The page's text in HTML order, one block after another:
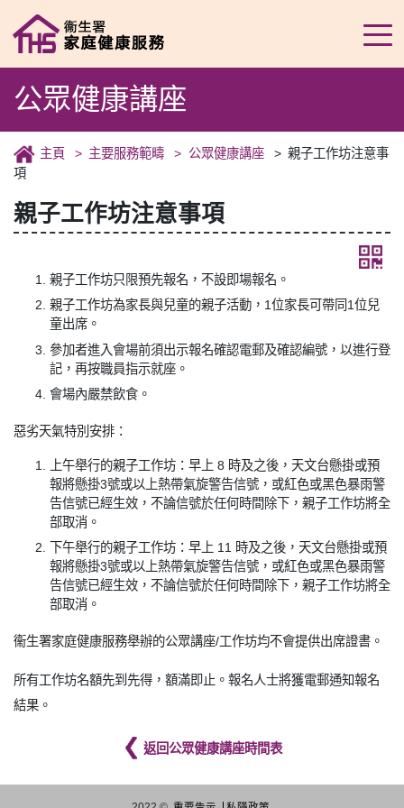
公眾健康講座
主頁 主要服務範疇 公眾健康講座
親子工作坊注意事
項
親子工作坊注意事項
親子工作坊只限預先報名，不設即場報名。
親子工作坊為家長與兒童的親子活動，1位家長可帶同1位兒
童出席。
參加者進入會場前須出示報名確認電郵及確認編號，以進行登
記，再按職員指示就座。
會場內嚴禁飲食。
惡劣天氣特別安排：
上午舉行的親子工作坊：早上 8 時及之後，天文台懸掛或預
報將懸掛3號或以上熱帶氣旋警告信號，或紅色或黑色暴雨警
告信號已經生效，不論信號於任何時間除下，親子工作坊將全
部取消。
下午舉行的親子工作坊：早上 11 時及之後，天文台懸掛或預
報將懸掛3號或以上熱帶氣旋警告信號，或紅色或黑色暴雨警
告信號已經生效，不論信號於任何時間除下，親子工作坊將全
部取消。
衞生署家庭健康服務舉辦的公眾講座/工作坊均不會提供出席證書。
所有工作坊名額先到先得，額滿即止。報名人士將獲電郵通知報名
結果。
返回公眾健康講座時間表